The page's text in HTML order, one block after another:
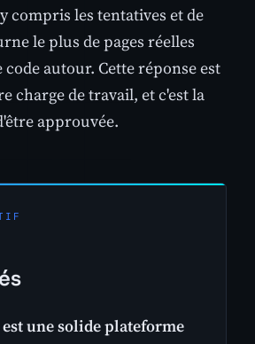
compris les tentatives et de
le plus de pages réelles
code autour. Cette réponse est
charge de travail, et c'est la
approuvée.
une solide plateforme